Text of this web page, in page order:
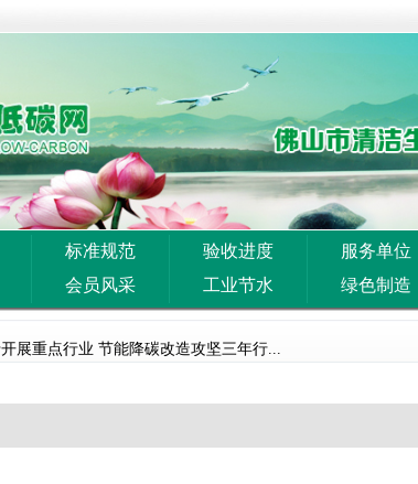
标准规范 验收进度 服务单位
会员风采 工业节水 绿色制造
会 佛山市陶瓷协会关于废止1项...
展重点行业 节能降碳改造攻坚三年行...
报2026年度佛山市工程技术研究中...
东省重点节能技术应用典型案例》...
展2026年度省级绿色工厂绿色工业...